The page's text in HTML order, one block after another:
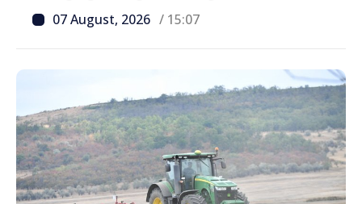
07 August, 2026 / 15:07